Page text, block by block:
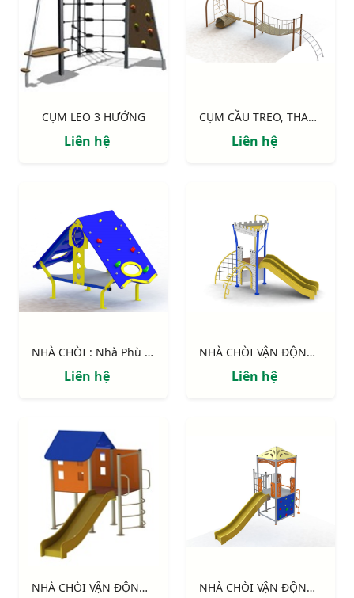
CỤM LEO 3 HƯỚNG
Liên hệ
CỤM CẦU TREO, THANG DÂY
Liên hệ
NHÀ CHÒI : Nhà Phù Thủy
Liên hệ
NHÀ CHÒI VẬN ĐỘNG : Pháo đài
Liên hệ
NHÀ CHÒI VẬN ĐỘNG : NHÀ SÀN NHÀ CHÒI VẬN ĐỘNG : Thang leo, cầu tuột , vách leo